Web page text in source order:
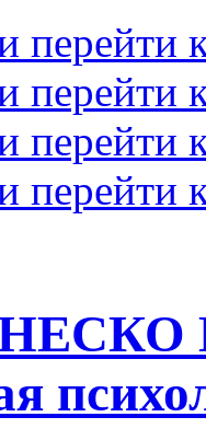
перейти
перейти
перейти
перейти